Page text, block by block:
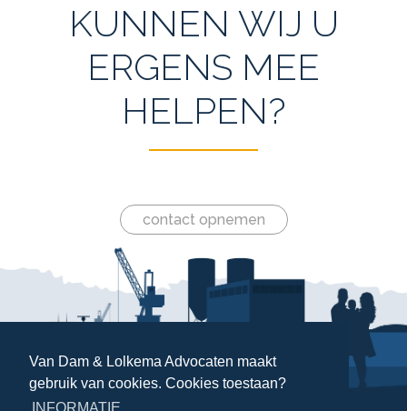
Van Dam & Lolkema Advocaten maakt
gebruik van cookies. Cookies toestaan?
KUNNEN WIJ U
ERGENS MEE
HELPEN?
contact opnemen